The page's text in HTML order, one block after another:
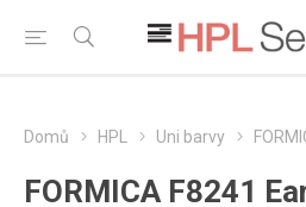
Domů HPL Uni barvy
FORMICA F8241